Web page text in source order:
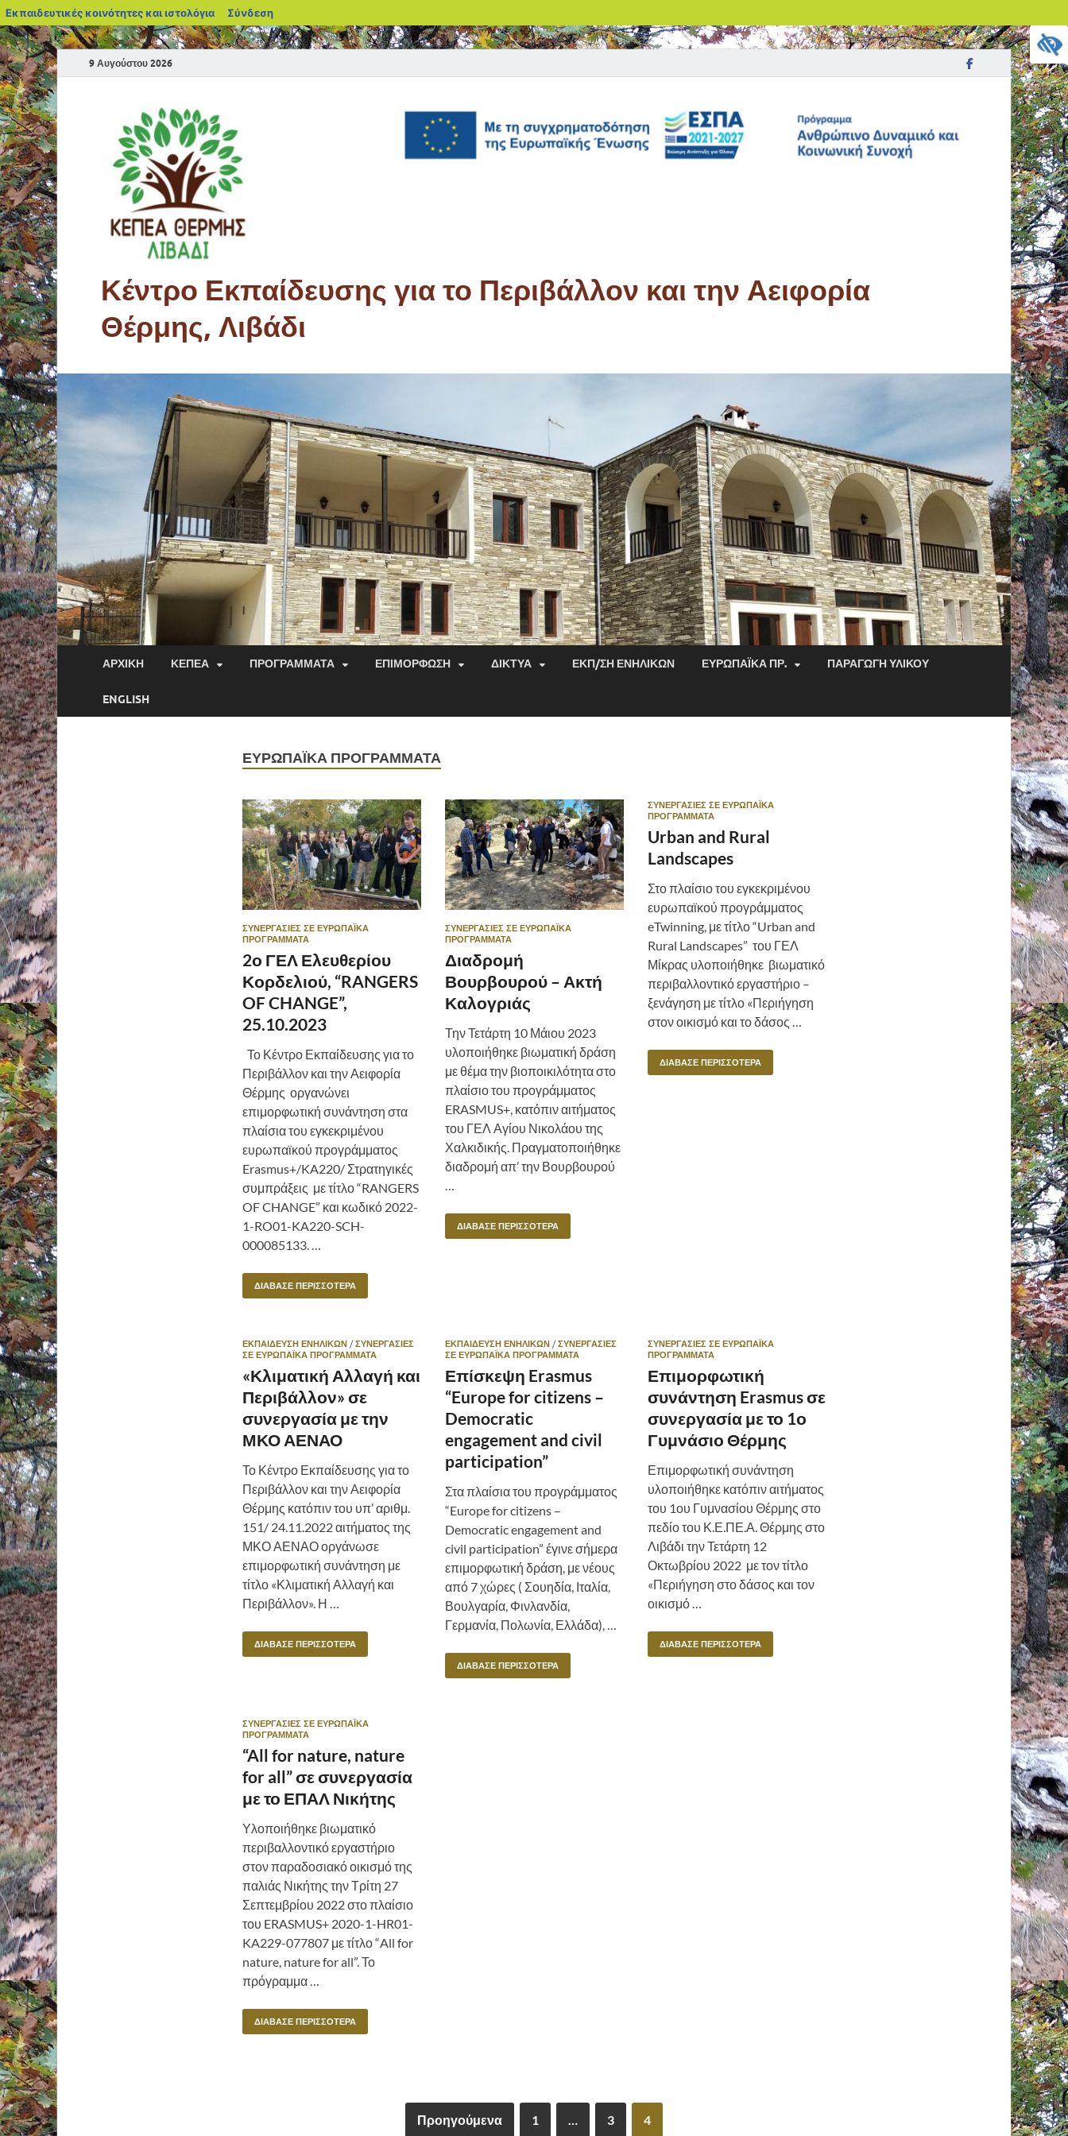
Εκπαιδευτικές κοινότητες και ιστολόγια Σύνδεση
9 Αυγούστου 2026
Κέντρο Εκπαίδευσης για το Περιβάλλον και την Αειφορία
Θέρμης, Λιβάδι
ΑΡΧΙΚΉ ΚΕΠΕΑ ΠΡΟΓΡΆΜΜΑΤΑ ΕΠΙΜΌΡΦΩΣΗ ΔΊΚΤΥΑ ΕΚΠ/ΣΗ ΕΝΗΛΊΚΩΝ ΕΥΡΩΠΑΪΚΆ ΠΡ. ΠΑΡΑΓΩΓΉ ΥΛΙΚΟΎ
ENGLISH
ΕΥΡΩΠΑΪΚΆ ΠΡΟΓΡΆΜΜΑΤΑ
ΣΥΝΕΡΓΑΣΊΕΣ ΣΕ ΕΥΡΩΠΑΪΚΆ
ΠΡΟΓΡΆΜΜΑΤΑ
2ο ΓΕΛ Ελευθερίου
Κορδελιού, “RANGERS
OF CHANGE”,
25.10.2023
Το Κέντρο Εκπαίδευσης για το
Περιβάλλον και την Αειφορία
Θέρμης οργανώνει
επιμορφωτική συνάντηση στα
πλαίσια του εγκεκριμένου
ευρωπαϊκού προγράμματος
Erasmus+/KA220/ Στρατηγικές
συμπράξεις με τίτλο “RANGERS
OF CHANGE” και κωδικό 2022-
1-RO01-KA220-SCH-
000085133. …
ΔΙΆΒΑΣΕ ΠΕΡΙΣΣΌΤΕΡΑ
ΣΥΝΕΡΓΑΣΊΕΣ ΣΕ ΕΥΡΩΠΑΪΚΆ
ΠΡΟΓΡΆΜΜΑΤΑ
Διαδρομή
Βουρβουρού – Ακτή
Καλογριάς
Την Τετάρτη 10 Μάιου 2023
υλοποιήθηκε βιωματική δράση
με θέμα την βιοποικιλότητα στο
πλαίσιο του προγράμματος
ERASMUS+, κατόπιν αιτήματος
του ΓΕΛ Αγίου Νικολάου της
Χαλκιδικής. Πραγματοποιήθηκε
διαδρομή απ’ την Βουρβουρού
…
ΔΙΆΒΑΣΕ ΠΕΡΙΣΣΌΤΕΡΑ
ΣΥΝΕΡΓΑΣΊΕΣ ΣΕ ΕΥΡΩΠΑΪΚΆ
ΠΡΟΓΡΆΜΜΑΤΑ
Urban and Rural
Landscapes
Στο πλαίσιο του εγκεκριμένου
ευρωπαϊκού προγράμματος
eTwinning, με τίτλο “Urban and
Rural Landscapes” του ΓΕΛ
Μίκρας υλοποιήθηκε βιωματικό
περιβαλλοντικό εργαστήριο –
ξενάγηση με τίτλο «Περιήγηση
στον οικισμό και το δάσος …
ΔΙΆΒΑΣΕ ΠΕΡΙΣΣΌΤΕΡΑ
ΕΚΠΑΙΔΕΥΣΗ ΕΝΗΛΙΚΩΝ/ΣΥΝΕΡΓΑΣΊΕΣ
ΣΕ ΕΥΡΩΠΑΪΚΆ ΠΡΟΓΡΆΜΜΑΤΑ
«Κλιματική Αλλαγή και
Περιβάλλον» σε
συνεργασία με την
ΜΚΟ ΑΕΝΑΟ
Το Κέντρο Εκπαίδευσης για το
Περιβάλλον και την Αειφορία
Θέρμης κατόπιν του υπ’ αριθμ.
151/ 24.11.2022 αιτήματος της
ΜΚΟ ΑΕΝΑΟ οργάνωσε
επιμορφωτική συνάντηση με
τίτλο «Κλιματική Αλλαγή και
Περιβάλλον». Η …
ΔΙΆΒΑΣΕ ΠΕΡΙΣΣΌΤΕΡΑ
ΕΚΠΑΙΔΕΥΣΗ ΕΝΗΛΙΚΩΝ/ΣΥΝΕΡΓΑΣΊΕΣ
ΣΕ ΕΥΡΩΠΑΪΚΆ ΠΡΟΓΡΆΜΜΑΤΑ
Επίσκεψη Erasmus
“Europe for citizens –
Democratic
engagement and civil
participation”
Στα πλαίσια του προγράμματος
“Europe for citizens –
Democratic engagement and
civil participation” έγινε σήμερα
επιμορφωτική δράση, με νέους
από 7 χώρες ( Σουηδία, Ιταλία,
Βουλγαρία, Φινλανδία,
Γερμανία, Πολωνία, Ελλάδα), …
ΔΙΆΒΑΣΕ ΠΕΡΙΣΣΌΤΕΡΑ
ΣΥΝΕΡΓΑΣΊΕΣ ΣΕ ΕΥΡΩΠΑΪΚΆ
ΠΡΟΓΡΆΜΜΑΤΑ
Επιμορφωτική
συνάντηση Erasmus σε
συνεργασία με το 1ο
Γυμνάσιο Θέρμης
Επιμορφωτική συνάντηση
υλοποιήθηκε κατόπιν αιτήματος
του 1ου Γυμνασίου Θέρμης στο
πεδίο του Κ.Ε.ΠΕ.Α. Θέρμης στο
Λιβάδι την Τετάρτη 12
Οκτωβρίου 2022 με τον τίτλο
«Περιήγηση στο δάσος και τον
οικισμό …
ΔΙΆΒΑΣΕ ΠΕΡΙΣΣΌΤΕΡΑ
ΣΥΝΕΡΓΑΣΊΕΣ ΣΕ ΕΥΡΩΠΑΪΚΆ
ΠΡΟΓΡΆΜΜΑΤΑ
“All for nature, nature
for all” σε συνεργασία
με το ΕΠΑΛ Νικήτης
Υλοποιήθηκε βιωματικό
περιβαλλοντικό εργαστήριο
στον παραδοσιακό οικισμό της
παλιάς Νικήτης την Τρίτη 27
Σεπτεμβρίου 2022 στο πλαίσιο
του ERASMUS+ 2020-1-HR01-
KA229-077807 με τίτλο “All for
nature, nature for all”. Το
πρόγραμμα …
ΔΙΆΒΑΣΕ ΠΕΡΙΣΣΌΤΕΡΑ
Προηγούμενα 1 … 3 4